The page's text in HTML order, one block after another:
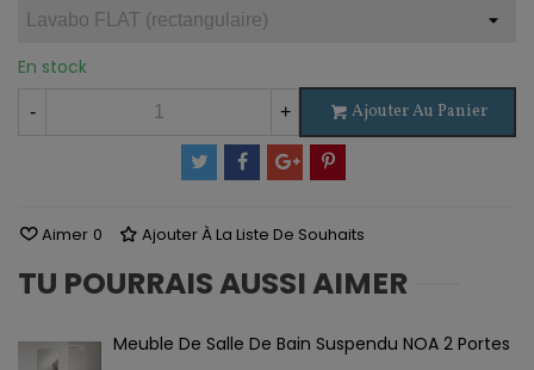
En stock
- + Ajouter Au Panier
Aimer 0 Ajouter À La Liste De Souhaits
TU POURRAIS AUSSI AIMER
Meuble De Salle De Bain Suspendu NOA 2 Portes